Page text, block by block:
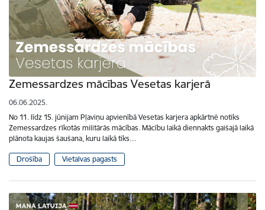
Zemessardzes mācības Vesetas karjerā
06.06.2025.
No 11. līdz 15. jūnijam Pļaviņu apvienībā Vesetas karjera apkārtnē notiks
Zemessardzes rīkotās militārās mācības. Mācību laikā diennakts gaišajā laikā
plānota kaujas šaušana, kuru laikā tiks…
Drošība Vietalvas pagasts